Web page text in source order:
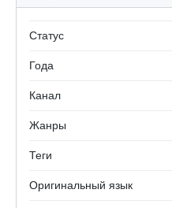
Статус
Года
Канал
Жанры
Теги
Оригинальный язык